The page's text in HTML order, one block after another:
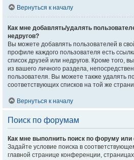
Вернуться к началу
Как мне добавлять/удалять
недругов?
Вы можете добавлять пользователей в
профиле каждого пользователя есть
список друзей или недругов. Кроме того,
из вашего личного раздела,
пользователя. Вы можете также удалять
соответствующих списков на той же
Вернуться к началу
Поиск по форумам
Как мне выполнить поиск по форуму
Задайте условие поиска в
главной странице конференции,